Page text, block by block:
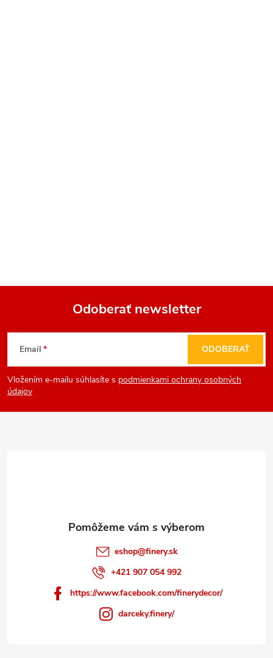
Z
á
p
Odoberať newsletter
Email
Vložením e-mailu súhlasíte s podmienkami ochrany osobných
údajov
ODOBERAŤ
eshop@finery.sk
+421 907 054 992
https://www.facebook.com/finerydecor/
darceky.finery/